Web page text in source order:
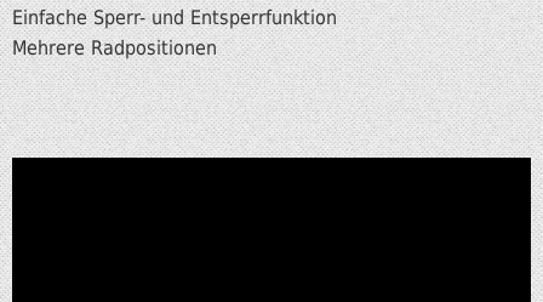
Einfache Sperr- und Entsperrfunktion
Mehrere Radpositionen